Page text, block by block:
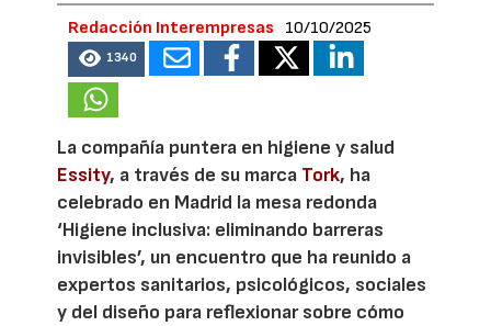
Redacción Interempresas 10/10/2025
1340
La compañía puntera en higiene y salud
Essity, a través de su marca Tork, ha
celebrado en Madrid la mesa redonda
‘Higiene inclusiva: eliminando barreras
invisibles’, un encuentro que ha reunido a
expertos sanitarios, psicológicos, sociales
y del diseño para reflexionar sobre cómo